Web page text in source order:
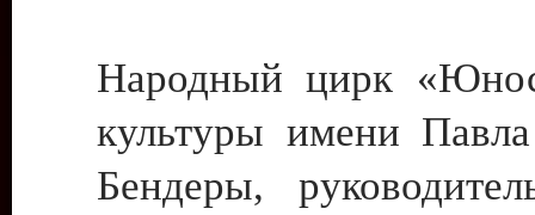
Народный цирк
культуры имени
Бендеры,